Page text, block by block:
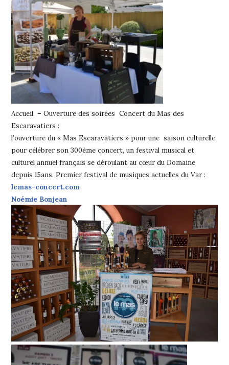
Accueil – Ouverture des soirées Concert du Mas des
Escaravatiers :
l’ouverture du « Mas Escaravatiers » pour une saison culturelle
pour célébrer son 300ème concert, un festival musical et
culturel annuel français se déroulant au cœur du Domaine
depuis 15ans. Premier festival de musiques actuelles du Var :
lemas-concert.com
Noémie Bonjean